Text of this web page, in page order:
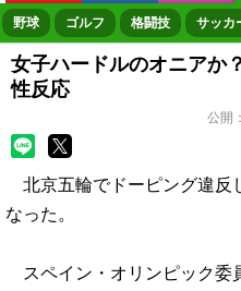
ボートレース 競輪 オートレー
野球 ゴルフ 格闘技 サッカ
女子ハードルのオニアか
性反応
公開：
北京五輪でドーピング違反
なった。
スペイン・オリンピック委